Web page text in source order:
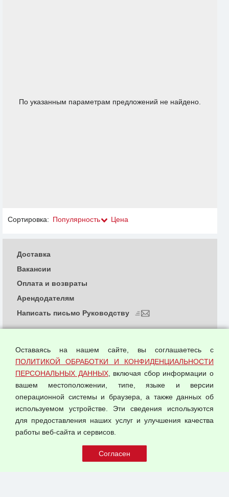
По указанным параметрам предложений не найдено.
Сортировка: Популярность Цена
© 2026 ООО "Феникс"
Политика обработки и конфиденциальности
персональных данных
Согласием на обработку персональных данных
Оферта оптовой купли-продажи
Публичная оферта
Доставка
Вакансии
Оплата и возвраты
Арендодателям
Написать письмо Руководству
Оставаясь на нашем сайте, вы соглашаетесь с
ПОЛИТИКОЙ ОБРАБОТКИ И КОНФИДЕНЦИАЛЬНОСТИ
ПЕРСОНАЛЬНЫХ ДАННЫХ, включая сбор информации о
вашем местоположении, типе, языке и версии
операционной системы и браузера, а также данных об
используемом устройстве. Эти сведения используются
для предоставления наших услуг и улучшения качества
работы веб-сайта и сервисов.